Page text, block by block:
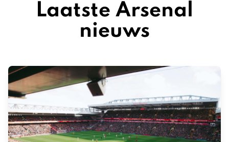
Laatste Arsenal
nieuws